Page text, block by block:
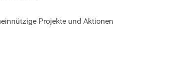
Projekte und Aktionen